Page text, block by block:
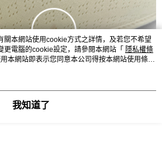
關本網站使用cookie方式之詳情，及若您不希望
電腦的cookie設定，請參閱本網站「 隱私權條
本網站即表示您同意本公司得按本網站使用條款
我知道了